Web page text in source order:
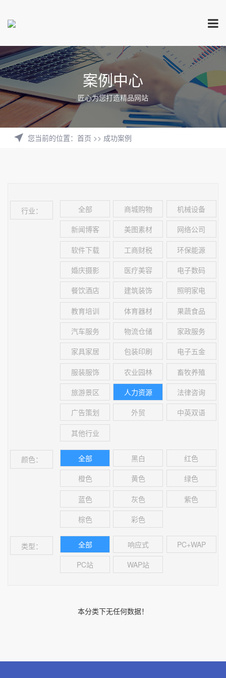
案例中心
匠心为您打造精品网站
您当前的位置： 首页 >> 成功案例
行业： 全部 商城购物 机械设备
新闻博客 美图素材 网络公司
软件下载 工商财税 环保能源
婚庆摄影 医疗美容 电子数码
餐饮酒店 建筑装饰 照明家电
教育培训 体育器材 果蔬食品
汽车服务 物流仓储 家政服务
家具家居 包装印刷 电子五金
服装服饰 农业园林 畜牧养殖
旅游景区 人力资源 法律咨询
广告策划 外贸 中英双语
其他行业
颜色： 全部 黑白 红色
橙色 黄色 绿色
蓝色 灰色 紫色
棕色 彩色
类型： 全部 响应式 PC+WAP
PC站 WAP站
本分类下无任何数据！